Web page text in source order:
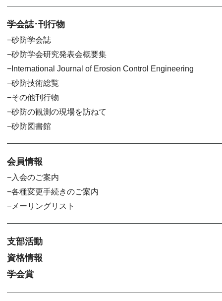
学会誌･刊行物
砂防学会誌
砂防学会研究発表会概要集
International Journal of Erosion Control Engineering
砂防技術総覧
その他刊行物
砂防の観測の現場を訪ねて
砂防図書館
会員情報
入会のご案内
各種変更手続きのご案内
メーリングリスト
支部活動
資格情報
学会賞